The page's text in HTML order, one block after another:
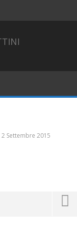
2 Settembre 2015